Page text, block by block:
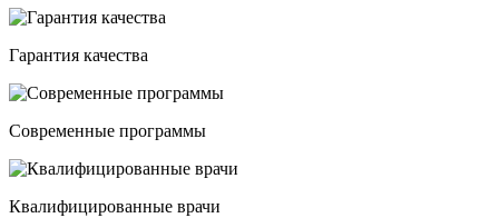
Гарантия качества
Современные программы
Квалифицированные врачи